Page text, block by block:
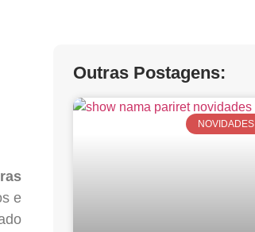
e
Outras Postagens:
NOVIDADES